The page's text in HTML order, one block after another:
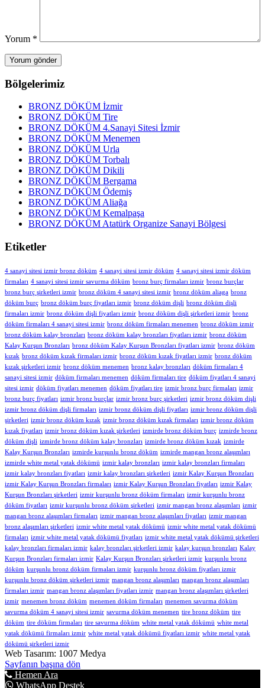
Yorum *
Bölgelerimiz
BRONZ DÖKÜM İzmir
BRONZ DÖKÜM Tire
BRONZ DÖKÜM 4.Sanayi Sitesi İzmir
BRONZ DÖKÜM Menemen
BRONZ DÖKÜM Urla
BRONZ DÖKÜM Torbalı
BRONZ DÖKÜM Dikili
BRONZ DÖKÜM Bergama
BRONZ DÖKÜM Ödemiş
BRONZ DÖKÜM Aliağa
BRONZ DÖKÜM Kemalpaşa
BRONZ DÖKÜM Atatürk Organize Sanayi Bölgesi
Etiketler
4 sanayi sitesi izmir bronz döküm 4 sanayi sitesi izmir döküm 4 sanayi sitesi izmir döküm
firmaları 4 sanayi sitesi izmir savurma döküm bronz burç firmaları izmir bronz burçlar
bronz burç şirketleri izmir bronz döküm 4 sanayi sitesi izmir bronz döküm aliaga bronz
döküm burç bronz döküm burç fiyatları izmir bronz döküm dişli bronz döküm dişli
firmaları izmir bronz döküm dişli fiyatları izmir bronz döküm dişli şirketleri izmir bronz
döküm firmaları 4 sanayi sitesi izmir bronz döküm firmaları menemen bronz döküm izmir
bronz döküm kalay bronzları bronz döküm kalay bronzları fiyatları izmir bronz döküm
Kalay Kurşun Bronzları bronz döküm Kalay Kurşun Bronzları fiyatları izmir bronz döküm
kızak bronz döküm kızak firmaları izmir bronz döküm kızak fiyatları izmir bronz döküm
kızak şirketleri izmir bronz döküm menemen bronz kalay bronzları döküm firmaları 4
sanayi sitesi izmir döküm firmaları menemen döküm firmaları tire döküm fiyatları 4 sanayi
sitesi izmir döküm fiyatları menemen döküm fiyatları tire izmir bronz burç firmaları izmir
bronz burç fiyatları izmir bronz burçlar izmir bronz burç şirketleri izmir bronz döküm dişli
izmir bronz döküm dişli firmaları izmir bronz döküm dişli fiyatları izmir bronz döküm dişli
şirketleri izmir bronz döküm kızak izmir bronz döküm kızak firmaları izmir bronz döküm
kızak fiyatları izmir bronz döküm kızak şirketleri izmirde bronz döküm burç izmirde bronz
döküm dişli izmirde bronz döküm kalay bronzları izmirde bronz döküm kızak izmirde
Kalay Kurşun Bronzları izmirde kurşunlu bronz döküm izmirde mangan bronz alaşımları
izmirde white metal yatak dökümü izmir kalay bronzları izmir kalay bronzları firmaları
izmir kalay bronzları fiyatları izmir kalay bronzları şirketleri izmir Kalay Kurşun Bronzları
izmir Kalay Kurşun Bronzları firmaları izmir Kalay Kurşun Bronzları fiyatları izmir Kalay
Kurşun Bronzları şirketleri izmir kurşunlu bronz döküm firmaları izmir kurşunlu bronz
döküm fiyatları izmir kurşunlu bronz döküm şirketleri izmir mangan bronz alaşımları izmir
mangan bronz alaşımları firmaları izmir mangan bronz alaşımları fiyatları izmir mangan
bronz alaşımları şirketleri izmir white metal yatak dökümü izmir white metal yatak dökümü
firmaları izmir white metal yatak dökümü fiyatları izmir white metal yatak dökümü şirketleri
kalay bronzları firmaları izmir kalay bronzları şirketleri izmir kalay kurşun bronzları Kalay
Kurşun Bronzları firmaları izmir Kalay Kurşun Bronzları şirketleri izmir kurşunlu bronz
döküm kurşunlu bronz döküm firmaları izmir kurşunlu bronz döküm fiyatları izmir
kurşunlu bronz döküm şirketleri izmir mangan bronz alaşımları mangan bronz alaşımları
firmaları izmir mangan bronz alaşımları fiyatları izmir mangan bronz alaşımları şirketleri
izmir menemen bronz döküm menemen döküm firmaları menemen savurma döküm
savurma döküm 4 sanayi sitesi izmir savurma döküm menemen tire bronz döküm tire
döküm tire döküm firmaları tire savurma döküm white metal yatak dökümü white metal
yatak dökümü firmaları izmir white metal yatak dökümü fiyatları izmir white metal yatak
dökümü şirketleri izmir
Web Tasarım: 1007 Medya
Sayfanın başına dön
Hemen Ara
WhatsApp Destek